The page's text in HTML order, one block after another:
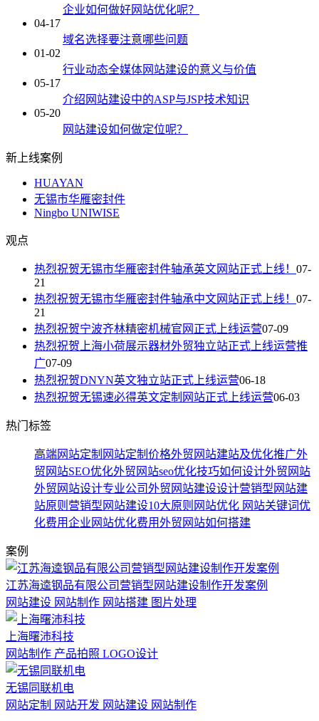
企业如何做好网站优化呢？
04-17
域名选择要注意哪些问题
01-02
行业动态全媒体网站建设的意义与价值
05-17
介绍网站建设中的ASP与JSP技术知识
05-20
网站建设如何做定位呢？
新上线案例
HUAYAN
无锡市华雁密封件
Ningbo UNIWISE
观点
热烈祝贺无锡市华雁密封件轴承英文网站正式上线！ 07-
21
热烈祝贺无锡市华雁密封件轴承中文网站正式上线！ 07-
21
热烈祝贺宁波齐林精密机械官网正式上线运营07-09
热烈祝贺上海小荷展示器材外贸独立站正式上线运营推
广07-09
热烈祝贺DNYN英文独立站正式上线运营06-18
热烈祝贺无锡速必得英文定制网站正式上线运营06-03
热门标签
高端网站定制 网站定制价格外贸网站建站及优化推广外
贸网站SEO优化外贸网站seo优化技巧如何设计外贸网站
外贸网站设计专业公司外贸网站建设设计营销型网站建
站原则 营销型网站建设10大原则 网站优化 网站关键词优
化费用企业网站优化费用外贸网站如何搭建
案例
江苏海逵钢品有限公司营销型网站建设制作开发案例
网站建设 网站制作 网站搭建 图片处理
上海曙沛科技
网站制作 产品拍照 LOGO设计
无锡同联机电
网站定制 网站开发 网站建设 网站制作